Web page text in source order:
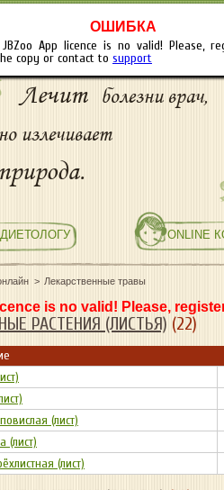
ОШИБКА
JBZoo App licence is no valid! Please,
copy or contact to support
ОПТОВЫМ ПОКУПАТЕЛЯМ
Лечит болезни врач,
но излечивает
природа.
ONLINE
Лекарственные травы
is no valid! Please,
РАСТЕНИЯ (ЛИСТЬЯ) (22)
(лист)
(лист)
(лист)